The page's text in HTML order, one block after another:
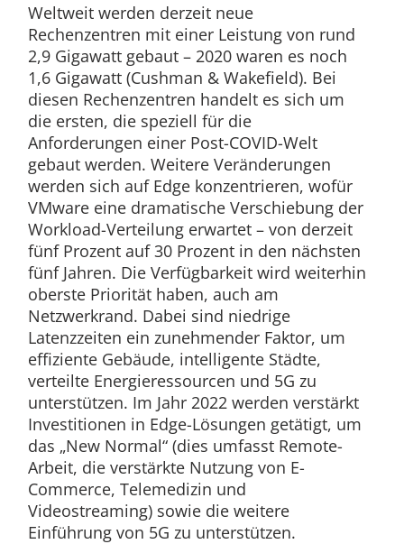
Weltweit werden derzeit neue
Rechenzentren mit einer Leistung von rund
2,9 Gigawatt gebaut – 2020 waren es noch
1,6 Gigawatt (Cushman & Wakefield). Bei
diesen Rechenzentren handelt es sich um
die ersten, die speziell für die
Anforderungen einer Post-COVID-Welt
gebaut werden. Weitere Veränderungen
werden sich auf Edge konzentrieren, wofür
VMware eine dramatische Verschiebung der
Workload-Verteilung erwartet – von derzeit
fünf Prozent auf 30 Prozent in den nächsten
fünf Jahren. Die Verfügbarkeit wird weiterhin
oberste Priorität haben, auch am
Netzwerkrand. Dabei sind niedrige
Latenzzeiten ein zunehmender Faktor, um
effiziente Gebäude, intelligente Städte,
verteilte Energieressourcen und 5G zu
unterstützen. Im Jahr 2022 werden verstärkt
Investitionen in Edge-Lösungen getätigt, um
das „New Normal“ (dies umfasst Remote-
Arbeit, die verstärkte Nutzung von E-
Commerce, Telemedizin und
Videostreaming) sowie die weitere
Einführung von 5G zu unterstützen.